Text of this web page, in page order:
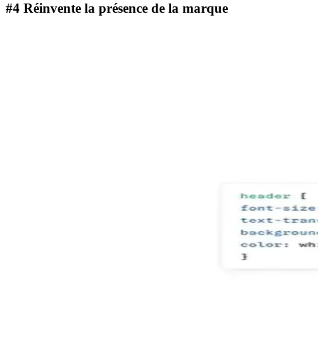
#4 Réinvente la présence de la marque